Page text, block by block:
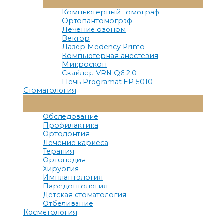
Меню
Компьютерный томограф
Ортопантомограф
Лечение озоном
Вектор
Лазер Medency Primo
Компьютерная анестезия
Микроскоп
Скайлер VRN Q6 2.0
Печь Programat EP 5010
Стоматология
Меню
Обследование
Профилактика
Ортодонтия
Лечение кариеса
Терапия
Ортопедия
Хирургия
Имплантология
Пародонтология
Детская стоматология
Отбеливание
Косметология